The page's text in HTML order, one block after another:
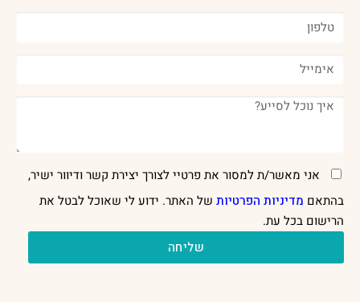
אני מאשר/ת למסור את פרטיי לצורך יצירת קשר ודיוור ישיר,
בהתאם מדיניות הפרטיות של האתר. ידוע לי שאוכל לבטל את
הרישום בכל עת.
שליחה